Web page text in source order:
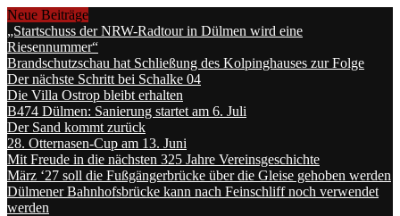
Neue Beiträge
„Startschuss der NRW-Radtour in Dülmen wird eine
Riesennummer“
Brandschutzschau hat Schließung des Kolpinghauses zur Folge
Der nächste Schritt bei Schalke 04
Die Villa Ostrop bleibt erhalten
B474 Dülmen: Sanierung startet am 6. Juli
Der Sand kommt zurück
28. Otternasen-Cup am 13. Juni
Mit Freude in die nächsten 325 Jahre Vereinsgeschichte
März ‘27 soll die Fußgängerbrücke über die Gleise gehoben werden
Dülmener Bahnhofsbrücke kann nach Feinschliff noch verwendet
werden